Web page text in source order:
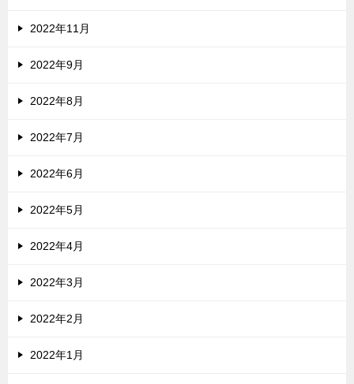
2022年11月
2022年9月
2022年8月
2022年7月
2022年6月
2022年5月
2022年4月
2022年3月
2022年2月
2022年1月